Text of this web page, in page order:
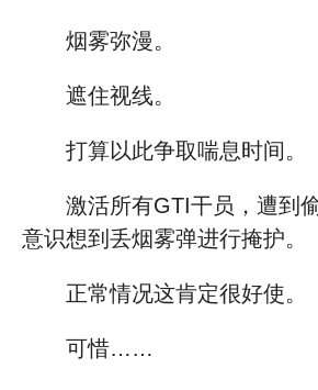
烟雾弥漫。
遮住视线。
打算以此争取喘息时间。
激活所有GTI干员，遭到
意识想到丢烟雾弹进行掩护。
正常情况这肯定很好使。
可惜……